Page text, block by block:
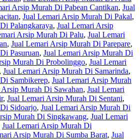
Arsip Murah Di Pabean Cantikan, Jual
, Jual Lemari Arsip Murah Di Pakal,
Palangkaraya, Jual Lemari Arsip
Arsip Murah Di Palu, Jual Lemari
, Jual Lemari Arsip Murah Di Parepare,
Pasuruan, Jual Lemari Arsip Murah Di
Murah Di Probolinggo, Jual Lemari
, Jual Lemari Arsip Murah Di Samarinda,
Sambikerep, Jual Lemari Arsip Murah
Murah Di Sawahan, Jual Lemari
, Jual Lemari Arsip Murah Di Sentani,
Sidoarjo, Jual Lemari Arsip Murah Di
Murah Di Singkawang, Jual Lemari
Jual Lemari Arsip Murah Di
Arsip Murah Di Sumba Barat, Jual